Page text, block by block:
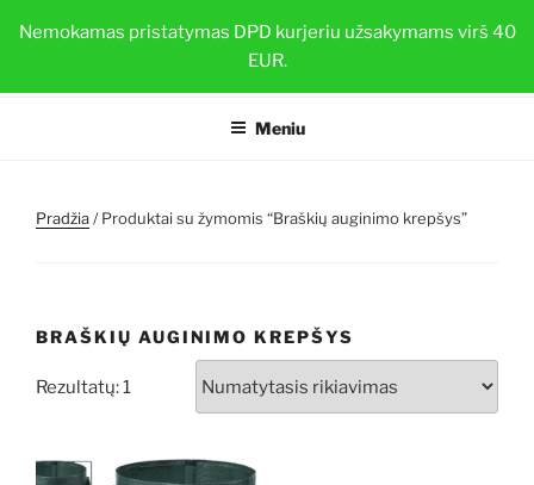
Nemokamas pristatymas DPD kurjeriu užsakymams virš 40
EUR.
prie BRAŠKIŲ DAIGAI
Sveiki ir stiprūs augalai su TOP-PLANT™
Meniu
Pradžia/ Produktai su žymomis “Braškių auginimo krepšys”
BRAŠKIŲ AUGINIMO KREPŠYS
Rezultatų: 1